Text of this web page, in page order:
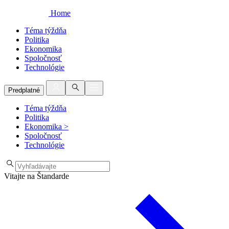
Home
Téma týždňa
Politika
Ekonomika
Spoločnosť
Technológie
Predplatné
Téma týždňa
Politika
Ekonomika >
Spoločnosť
Technológie
Vitajte na Štandarde